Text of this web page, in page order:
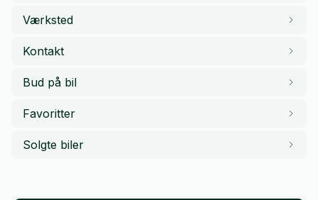
Værksted
Kontakt
Bud på bil
Favoritter
Solgte biler